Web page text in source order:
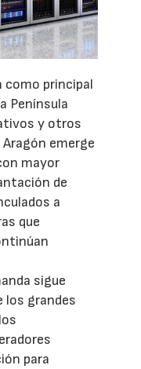
como principal
Península
y otros
emerge
mayor
de
a
que
sigue
los grandes
para